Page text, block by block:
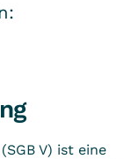
V) ist eine